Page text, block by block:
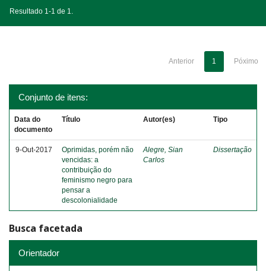
Resultado 1-1 de 1.
Anterior 1 Póximo
Conjunto de itens:
Data do
documento
Título Autor(es) Tipo
9-Out-2017
Oprimidas, porém não
vencidas: a
contribuição do
feminismo negro para
pensar a
descolonialidade
Alegre, Sian
Carlos
Dissertação
Busca facetada
Orientador